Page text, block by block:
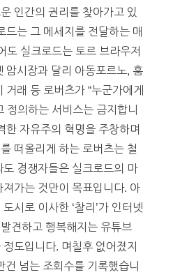
인간의 권리를 찾아가고 있
드는 그 메세지를 전달하는 매
도 실크로드는 토르 브라우저
암시장과 달리 아동포르노, 훔
거래 등 로버츠가 “누군가에게
정의하는 서비스는 금지합니
한 자유주의 혁명을 주창하며
떠올리게 하는 로버츠는 철
도 경쟁자들은 실크로드의 마
져가는 것만이 목표입니다. 아
시로 이사한 ‘찰리’가 인터넷
견하고 행복해지는 유튜브
도입니다. 며칠후 없어졌지
건 넘는 조회수를 기록했습니